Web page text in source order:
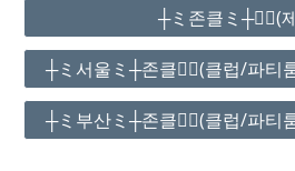
┼ミ존클ミ┼❤️‍🔥(
┼ミ서울ミ┼존클❤️‍🔥(클럽/파티
┼ミ부산ミ┼존클❤️‍🔥(클럽/파티